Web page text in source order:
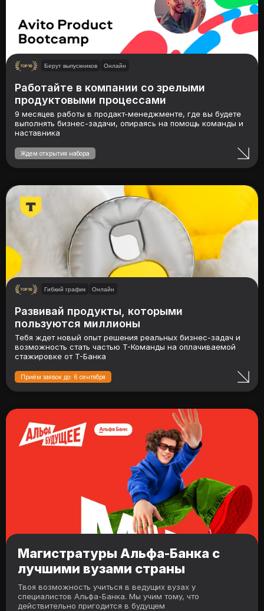
Берут выпускников Онлайн
Работайте в компании со зрелыми
продуктовыми процессами
9 месяцев работы в продакт-менеджменте, где вы будете
выполнять бизнес-задачи, опираясь на помощь команды и
наставника
Ждем открытия набора
Гибкий график Онлайн
Развивай продукты, которыми
пользуются миллионы
Тебя ждет новый опыт решения реальных бизнес-задач и
возможность стать частью Т-Команды на оплачиваемой
стажировке от Т-Банка
Приём заявок до: 6 сентября
Магистратуры Альфа-Банка с
лучшими вузами страны
Твоя возможность учиться в ведущих вузах у
специалистов Альфа-Банка. Мы учим тому, что
действительно пригодится в будущем